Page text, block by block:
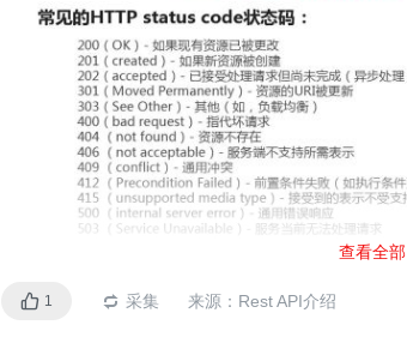
查看全部
1 采集 来源： Rest API介绍